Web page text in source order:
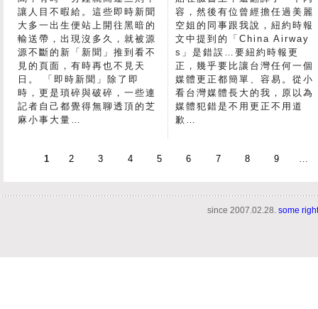
讓人目不暇給。這些即時新聞
大多一出生便站上開往黑暗的
輸送帶，出現沒多久，就被源
源不斷的新「新聞」推到看不
見的頁面，有時再也不見天
日。 「即時新聞」除了即
時，更是瑣碎與破碎，一些連
記者自己都覺得無聊透頂的芝
麻小事大量…
容，然後有位曾經擔任過美麗
空姐的同事跟我說，紐約時報
文中提到的「China Airway
s」是錯誤…要紐約時報更
正，幾乎要比讓台灣任何一個
媒體更正都簡單、容易。從小
看台灣媒體長大的我，原以為
媒體犯錯是不用更正不用道
歉…
1 2 3 4 5 6 7 8 9
since 2007.02.28. some